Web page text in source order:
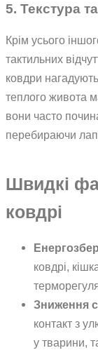
5. Текстура
Крім усього
тактильних
ковдри
теплого живота
вони часто
перебираючи
Швидкі
ковдрі
ковдрі,
Зниження
контакт з
у тварини,